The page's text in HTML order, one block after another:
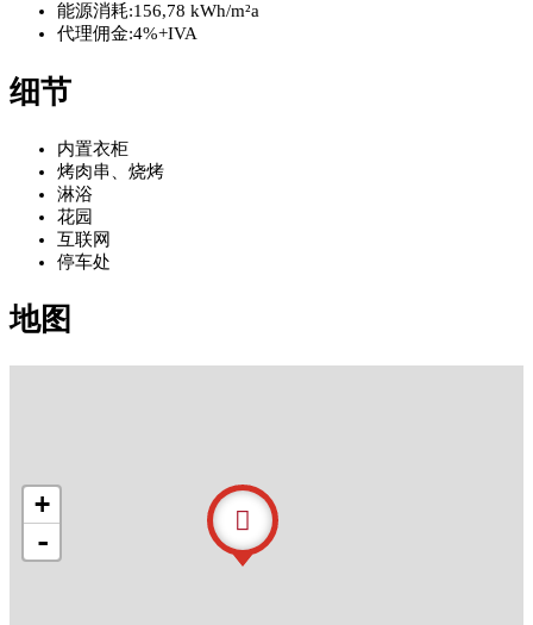
能源消耗:156,78 kWh/m²a
代理佣金:4%+IVA
细节
内置衣柜
烤肉串、烧烤
淋浴
花园
互联网
停车处
地图
+
-